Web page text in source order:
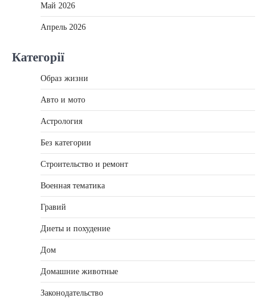
Май 2026
Апрель 2026
Категорії
Образ жизни
Авто и мото
Астрология
Без категории
Строительство и ремонт
Военная тематика
Гравий
Диеты и похудение
Дом
Домашние животные
Законодательство